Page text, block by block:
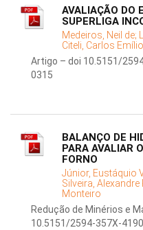
AVALIAÇÃO DO
SUPERLIGA
Medeiros, Neil de;
Citeli, Carlos
Artigo – doi 10.5151/
0315
BALANÇO DE
PARA AVALIAR
FORNO
Júnior, Eustáquio
Silveira,
Monteiro
Redução de Minérios e
10.5151/2594-357X-